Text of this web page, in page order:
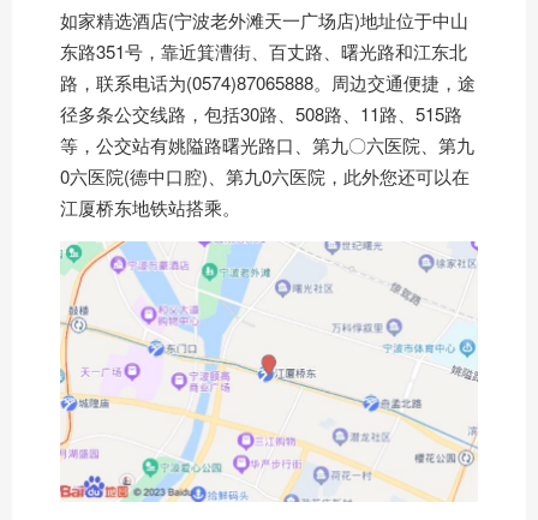
如家精选酒店(宁波老外滩天一广场店)地址位于中山
东路351号，靠近箕漕街、百丈路、曙光路和江东北
路，联系电话为(0574)87065888。周边交通便捷，途
径多条公交线路，包括30路、508路、11路、515路
等，公交站有姚隘路曙光路口、第九〇六医院、第九
0六医院(德中口腔)、第九0六医院，此外您还可以在
江厦桥东地铁站搭乘。